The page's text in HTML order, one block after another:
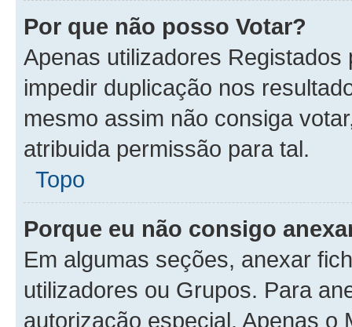
Por que não posso Votar?
Apenas utilizadores
impedir duplicação nos
mesmo assim não consiga
atribuida permissão para tal.
Topo
Porque eu não consigo
Em algumas seções, anexar
utilizadores ou Grupos. Para
autorização especial. Apenas o